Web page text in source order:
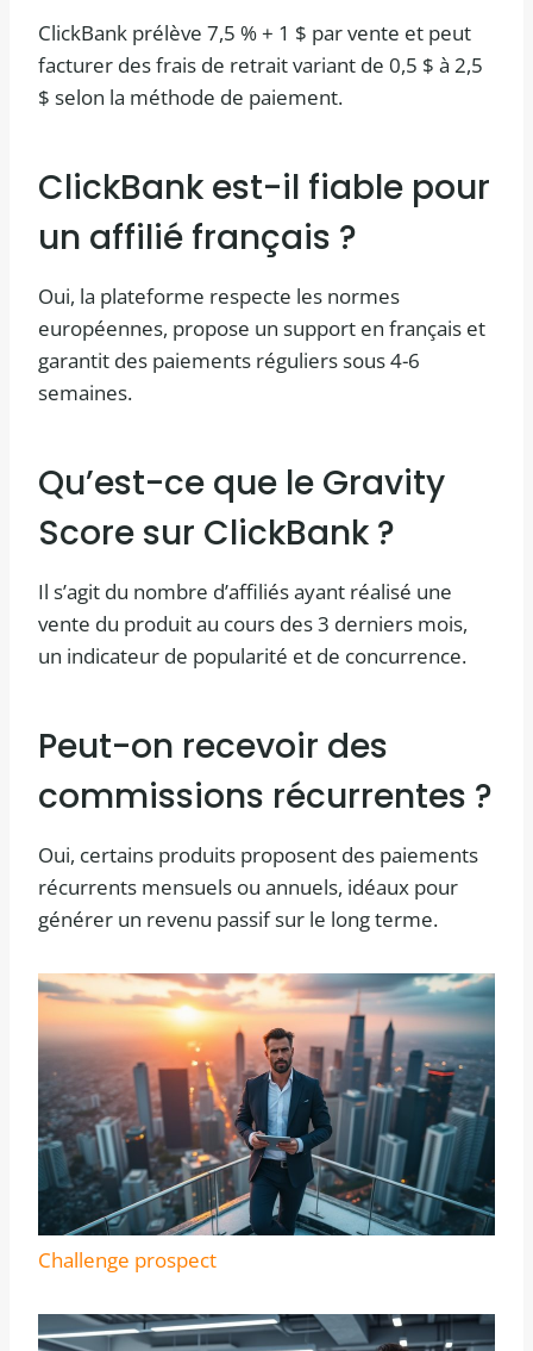
ClickBank prélève 7,5 % + 1 $ par vente et peut
facturer des frais de retrait variant de 0,5 $ à 2,5
$ selon la méthode de paiement.
ClickBank est-il fiable pour
un affilié français ?
Oui, la plateforme respecte les normes
européennes, propose un support en français et
garantit des paiements réguliers sous 4-6
semaines.
Qu’est-ce que le Gravity
Score sur ClickBank ?
Il s’agit du nombre d’affiliés ayant réalisé une
vente du produit au cours des 3 derniers mois,
un indicateur de popularité et de concurrence.
Peut-on recevoir des
commissions récurrentes ?
Oui, certains produits proposent des paiements
récurrents mensuels ou annuels, idéaux pour
générer un revenu passif sur le long terme.
Challenge prospect